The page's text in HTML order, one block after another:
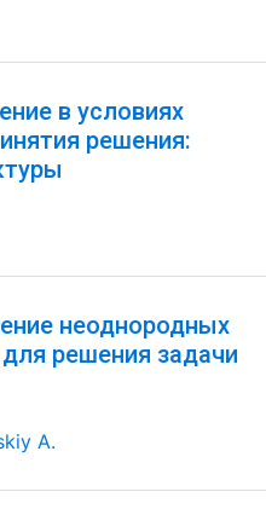
в условиях
решения:
неоднородных
решения задачи
A.